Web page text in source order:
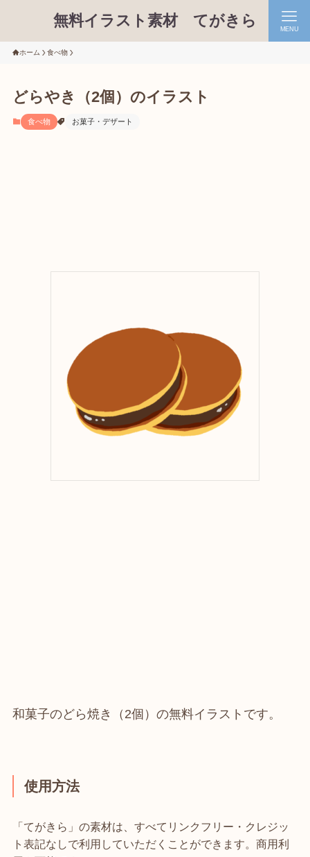
無料イラスト素材 てがきら MENU
ホーム 食べ物
どらやき（2個）のイラスト
食べ物 お菓子・デザート
和菓子のどら焼き（2個）の無料イラストです。
使用方法
「てがきら」の素材は、すべてリンクフリー・クレジッ
ト表記なしで利用していただくことができます。商用利